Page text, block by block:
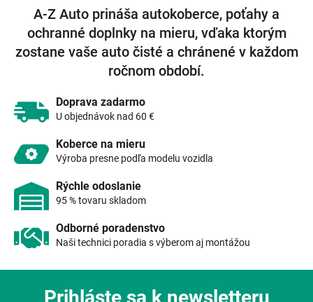
á
d
a
c
i
e
v
A-Z Auto prináša autokoberce, poťahy a
ochranné doplnky na mieru, vďaka ktorým
zostane vaše auto čisté a chránené v každom
ročnom období.
Doprava zadarmo
U objednávok nad 60 €
Koberce na mieru
Výroba presne podľa modelu vozidla
Rýchle odoslanie
95 % tovaru skladom
Odborné poradenstvo
Naši technici poradia s výberom aj montážou